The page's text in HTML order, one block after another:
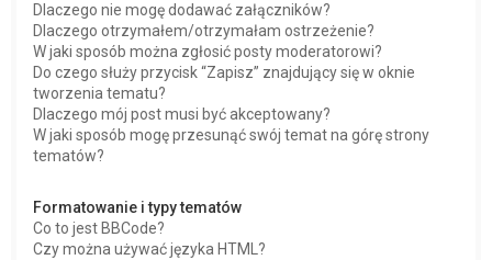
Dlaczego nie mogę dodawać załączników?
Dlaczego otrzymałem/otrzymałam ostrzeżenie?
W jaki sposób można zgłosić posty moderatorowi?
Do czego służy przycisk “Zapisz” znajdujący się w oknie
tworzenia tematu?
Dlaczego mój post musi być akceptowany?
W jaki sposób mogę przesunąć swój temat na górę strony
tematów?
Formatowanie i typy tematów
Co to jest BBCode?
Czy można używać języka HTML?